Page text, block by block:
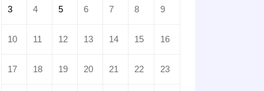
3 4 5 6 7 8 9
10 11 12 13 14 15 16
17 18 19 20 21 22 23